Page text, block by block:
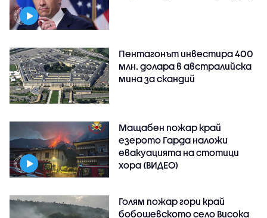
Пентагонът инвестира 400
млн. долара в австралийска
мина за скандий
Мащабен пожар край
езерото Гарда наложи
евакуацията на стотици
хора (ВИДЕО)
Голям пожар гори край
бобошевското село Висока